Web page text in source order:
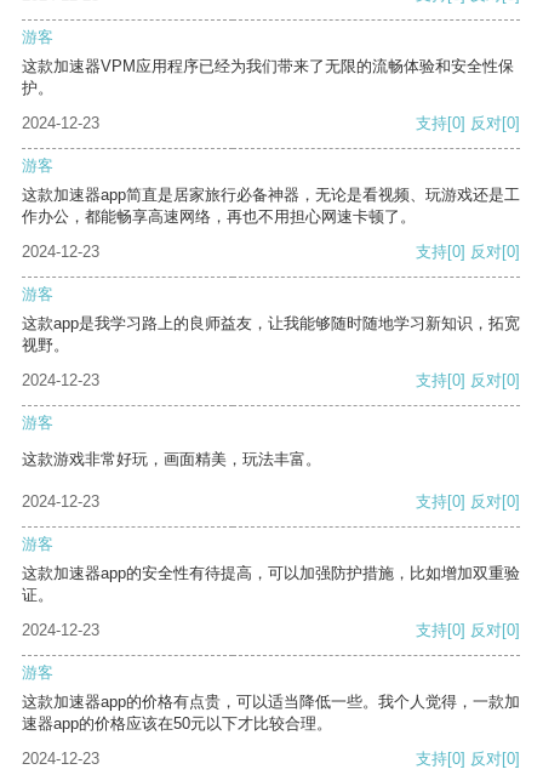
游客
这款加速器VPM应用程序已经为我们带来了无限的流畅体验和安全性保
护。
2024-12-23
支持[0] 反对[0]
游客
这款加速器app简直是居家旅行必备神器，无论是看视频、玩游戏还是工
作办公，都能畅享高速网络，再也不用担心网速卡顿了。
2024-12-23
支持[0] 反对[0]
游客
这款app是我学习路上的良师益友，让我能够随时随地学习新知识，拓宽
视野。
2024-12-23
支持[0] 反对[0]
游客
这款游戏非常好玩，画面精美，玩法丰富。
2024-12-23 支持[0] 反对[0]
游客
这款加速器app的安全性有待提高，可以加强防护措施，比如增加双重验
证。
2024-12-23
支持[0] 反对[0]
游客
这款加速器app的价格有点贵，可以适当降低一些。我个人觉得，一款加
速器app的价格应该在50元以下才比较合理。
2024-12-23
支持[0] 反对[0]